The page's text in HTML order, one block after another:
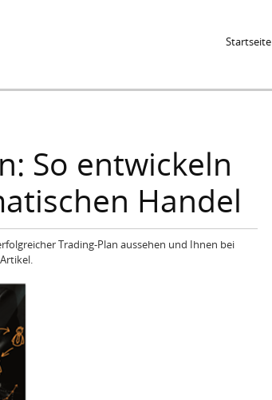
Startseite
So entwickeln
Handel
Trading-Plan aussehen und Ihnen bei